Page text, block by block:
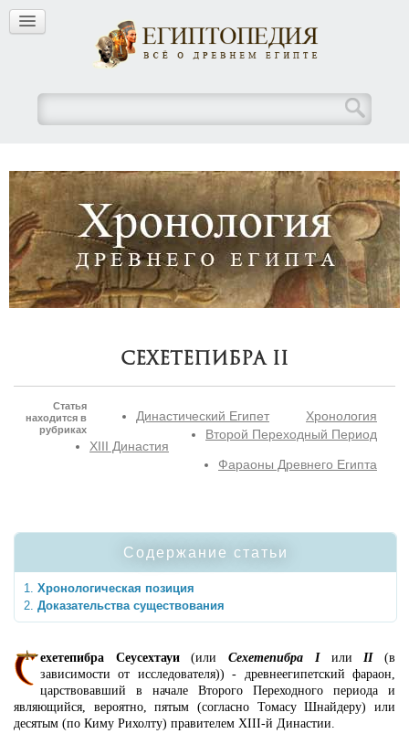
Сехетепибра II
Статья
находится в
рубриках
Хронология
Династический Египет
Второй Переходный Период
XIII Династия
Фараоны Древнего Египта
Содержание статьи
Хронологическая позиция
Доказательства существования
ехетепибра Сеусехтауи(илиСехетепибра IилиII(в
зависимости от исследователя)) - древнеегипетский фараон,
царствовавший в начале Второго Переходного периода и
являющийся, вероятно, пятым (согласно Томасу Шнайдеру) или
десятым (по Киму Рихолту) правителем XIII-й Династии.